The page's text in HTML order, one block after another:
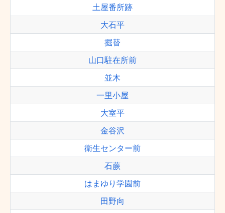
土屋番所跡
大石平
掘替
山口駐在所前
並木
一里小屋
大室平
金谷沢
衛生センター前
石蕨
はまゆり学園前
田野向